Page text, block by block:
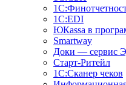
1С:EDI
ЮКаssа в
Smartway
Доки — сервис
Старт-Ритейл
1С:Сканер чеков